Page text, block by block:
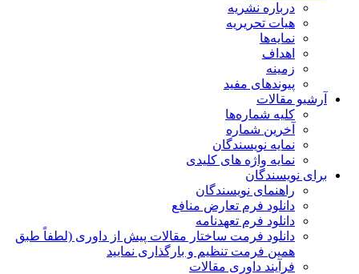
درباره نشریه
هیات تحریریه
نمایه‌ها
اهداف
زمینه
پیوندهای مفید
آرشیو مقالات
کلیه شماره‌ها
آخرین شماره
نمایه نویسندگان
نمایه واژه های کلیدی
برای نویسندگان
راهنمای نویسندگان
دانلود فرم تعارض منافع
دانلود فرم تعهدنامه
دانلود فرمت ساختار مقالات پیش از داوری (لطفاً طبق
همین فرمت تنظیم و بارگذاری نمایید
فرآیند داوری مقالات